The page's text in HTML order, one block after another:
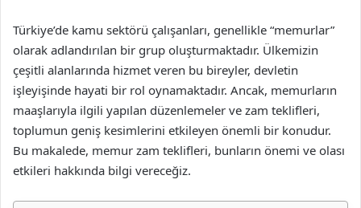
Türkiye’de kamu sektörü çalışanları, genellikle “memurlar”
olarak adlandırılan bir grup oluşturmaktadır. Ülkemizin
çeşitli alanlarında hizmet veren bu bireyler, devletin
işleyişinde hayati bir rol oynamaktadır. Ancak, memurların
maaşlarıyla ilgili yapılan düzenlemeler ve zam teklifleri,
toplumun geniş kesimlerini etkileyen önemli bir konudur.
Bu makalede, memur zam teklifleri, bunların önemi ve olası
etkileri hakkında bilgi vereceğiz.